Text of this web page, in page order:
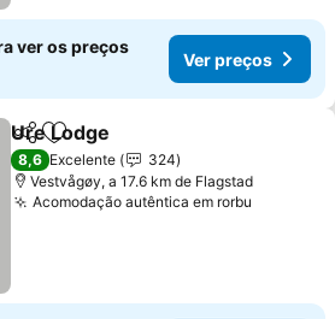
ver os preços
Ver preços
PartilharAdicionar aos favoritos
Ure Lodge
8,6 Excelente
324
Vestvågøy, a 17.6 km de Flagstad
Acomodação autêntica em rorbu